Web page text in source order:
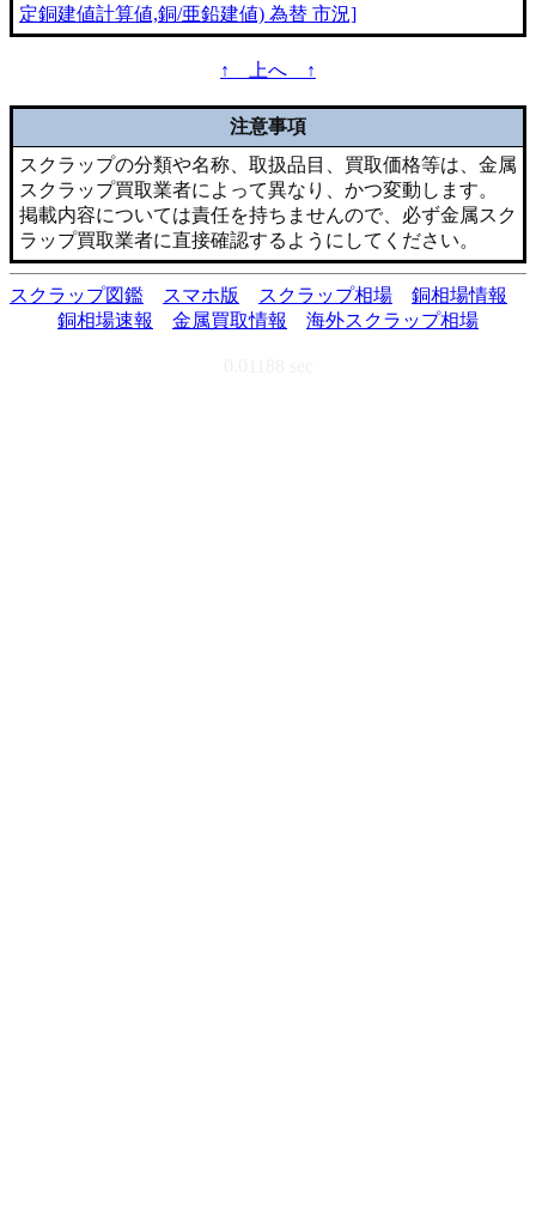
定銅建値計算値,銅/亜鉛建値) 為替 市況]
↑ 上へ ↑
注意事項
スクラップの分類や名称、取扱品目、買取価格等は、金属
スクラップ買取業者によって異なり、かつ変動します。
掲載内容については責任を持ちませんので、必ず金属スク
ラップ買取業者に直接確認するようにしてください。
スクラップ図鑑 スマホ版 スクラップ相場
銅相場情報
銅相場速報
金属買取情報 海外スクラップ相場